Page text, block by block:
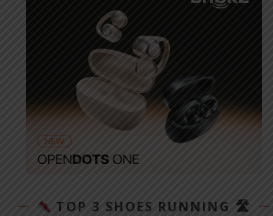
TOP 3 SHOES RUNNING 🛣